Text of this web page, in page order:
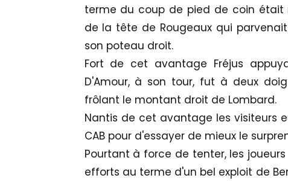
terme du coup de pied de coin
de la tête de Rougeaux qui
son poteau droit.
Fort de cet avantage Fréjus
D'Amour, à son tour, fut à deux
frôlant le montant droit de Lombard.
Nantis de cet avantage les visiteurs
CAB pour d'essayer de mieux le
Pourtant à force de tenter, les
efforts au terme d'un bel exploit de